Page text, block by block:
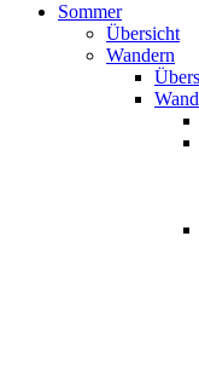
Sommer
Übersicht
Wandern